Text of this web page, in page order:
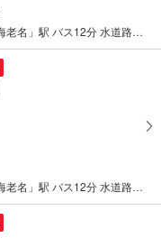
小田急小田原線 「海老名」駅 バス12分 水道路 バス停下車 徒歩5分
小田急小田原線 「海老名」駅 バス12分 水道路 バス停下車 徒歩5分